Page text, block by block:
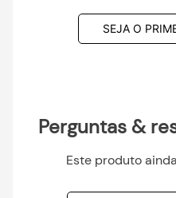
SEJA O
Perguntas &
Este produto